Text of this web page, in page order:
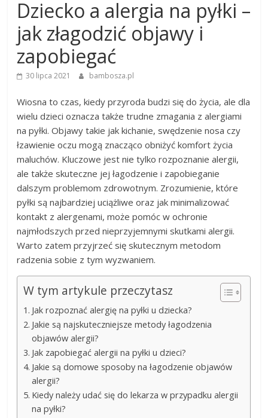
Dziecko a alergia na pyłki –
jak złagodzić objawy i
zapobiegać
30 lipca 2021 bambosza.pl
Wiosna to czas, kiedy przyroda budzi się do życia, ale dla
wielu dzieci oznacza także trudne zmagania z alergiami
na pyłki. Objawy takie jak kichanie, swędzenie nosa czy
łzawienie oczu mogą znacząco obniżyć komfort życia
maluchów. Kluczowe jest nie tylko rozpoznanie alergii,
ale także skuteczne jej łagodzenie i zapobieganie
dalszym problemom zdrowotnym. Zrozumienie, które
pyłki są najbardziej uciążliwe oraz jak minimalizować
kontakt z alergenami, może pomóc w ochronie
najmłodszych przed nieprzyjemnymi skutkami alergii.
Warto zatem przyjrzeć się skutecznym metodom
radzenia sobie z tym wyzwaniem.
W tym artykule przeczytasz
Jak rozpoznać alergię na pyłki u dziecka?
Jakie są najskuteczniejsze metody łagodzenia
objawów alergii?
Jak zapobiegać alergii na pyłki u dzieci?
Jakie są domowe sposoby na łagodzenie objawów
alergii?
Kiedy należy udać się do lekarza w przypadku alergii
na pyłki?